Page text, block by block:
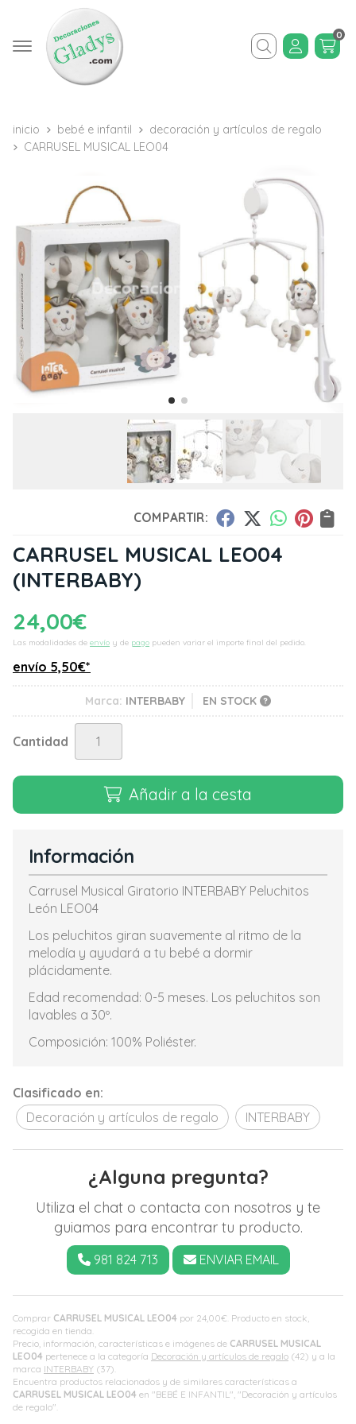
Buscar
0
inicio bebé e infantil
decoración y artículos de regalo
CARRUSEL MUSICAL LEO04
COMPARTIR:
CARRUSEL MUSICAL LEO04
(INTERBABY)
24,00€
Las modalidades de envío y de pago pueden variar el importe final del pedido.
envío 5,50€*
Marca: INTERBABY EN STOCK
Cantidad
Añadir a la cesta
Comprar CARRUSEL MUSICAL LEO04 por 24,00€ . Producto en stock,
recogida en tienda.
Precio, información, características e imágenes de CARRUSEL MUSICAL
LEO04 pertenece a la categoría Decoración y artículos de regalo (42) y a la
marca INTERBABY (37).
Encuentra productos relacionados y de similares características a
CARRUSEL MUSICAL LEO04 en "BEBÉ E INFANTIL", "Decoración y artículos
de regalo".
Información
Carrusel Musical Giratorio INTERBABY Peluchitos
León LEO04
Los peluchitos giran suavemente al ritmo de la
melodía y ayudará a tu bebé a dormir
plácidamente.
Edad recomendad: 0-5 meses. Los peluchitos son
lavables a 30º.
Composición: 100% Poliéster.
Clasificado en:
Decoración y artículos de regalo
INTERBABY
¿Alguna pregunta?
Utiliza el chat o contacta con nosotros y te
guiamos para encontrar tu producto.
981 824 713 ENVIAR EMAIL